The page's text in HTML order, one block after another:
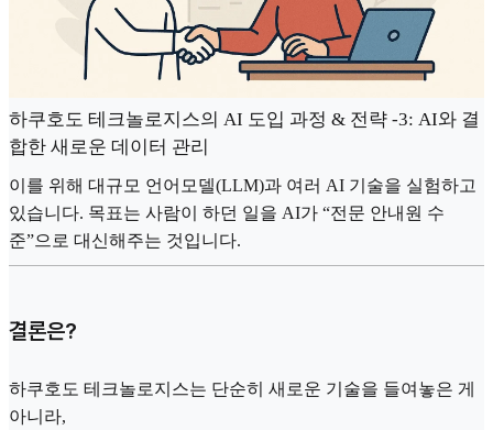
하쿠호도 테크놀로지스의 AI 도입 과정 & 전략 -3: AI와 결
합한 새로운 데이터 관리
이를 위해 대규모 언어모델(LLM)과 여러 AI 기술을 실험하고
있습니다. 목표는 사람이 하던 일을 AI가 “전문 안내원 수
준”으로 대신해주는 것입니다.
결론은?
하쿠호도 테크놀로지스는 단순히 새로운 기술을 들여놓은 게
아니라,